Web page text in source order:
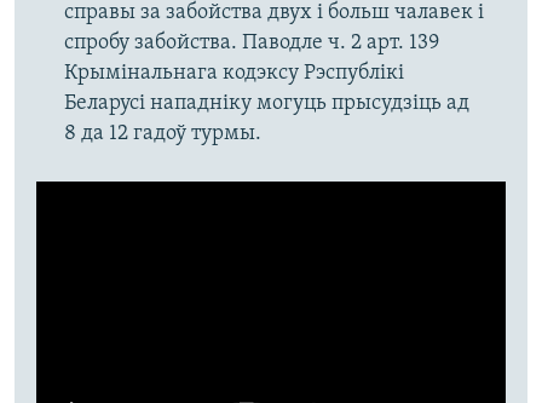
справы за забойства двух і больш чалавек і
спробу забойства. Паводле ч. 2 арт. 139
Крымінальнага кодэксу Рэспублікі
Беларусі нападніку могуць прысудзіць ад
8 да 12 гадоў турмы.